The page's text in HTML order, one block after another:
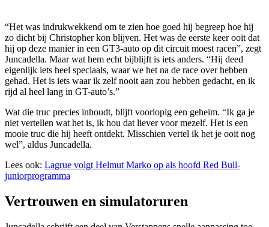
“Het was indrukwekkend om te zien hoe goed hij begreep hoe hij
zo dicht bij Christopher kon blijven. Het was de eerste keer ooit dat
hij op deze manier in een GT3-auto op dit circuit moest racen”, zegt
Juncadella. Maar wat hem echt bijblijft is iets anders. “Hij deed
eigenlijk iets heel speciaals, waar we het na de race over hebben
gehad. Het is iets waar ik zelf nooit aan zou hebben gedacht, en ik
rijd al heel lang in GT-auto’s.”
Wat die truc precies inhoudt, blijft voorlopig een geheim. “Ik ga je
niet vertellen wat het is, ik hou dat liever voor mezelf. Het is een
mooie truc die hij heeft ontdekt. Misschien vertel ik het je ooit nog
wel”, aldus Juncadella.
Lees ook: Lagrue volgt Helmut Marko op als hoofd Red Bull-
juniorprogramma
Vertrouwen en simulatoruren